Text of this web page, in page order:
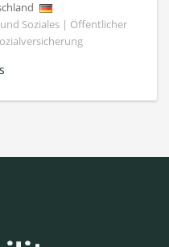
Soziales | Öffentlicher